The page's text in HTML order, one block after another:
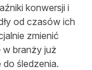
konwersji i
od czasów ich
zmienić
branży już
śledzenia.